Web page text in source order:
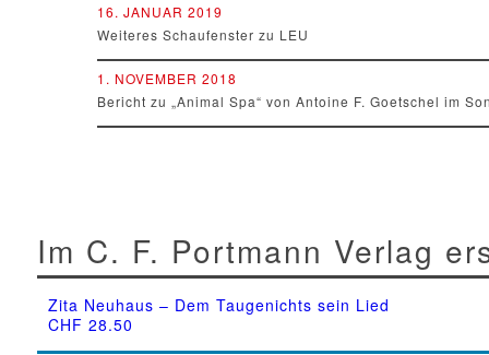
16. JANUAR 2019
Weiteres Schaufenster zu LEU
1. NOVEMBER 2018
Bericht zu „Animal Spa“ von Antoine F. Goetschel im
Im C. F. Portmann Verlag
Zita Neuhaus – Dem Taugenichts sein Lied
CHF 28.50